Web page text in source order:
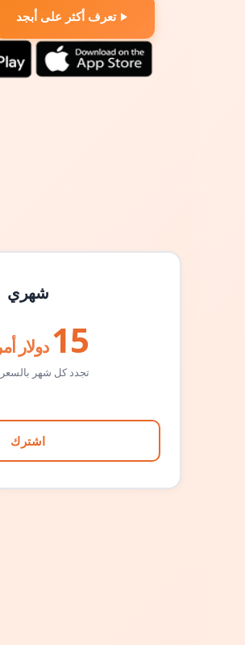
تعرف أكثر على أبجد
شهري
15 دولار
تجدد كل شهر
اشترك